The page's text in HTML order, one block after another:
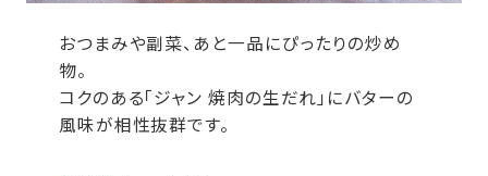
おつまみや副菜、あと一品にぴったりの炒め
物。
コクのある「ジャン 焼肉の生だれ」にバターの
風味が相性抜群です。